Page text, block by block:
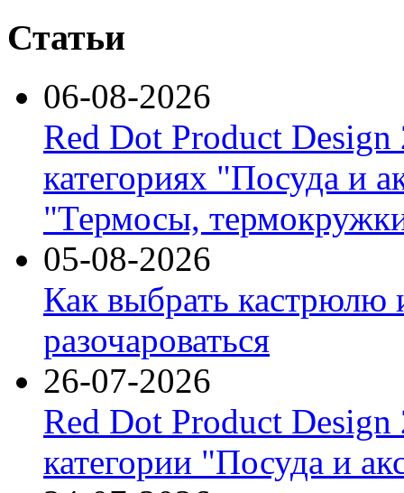
Статьи
06-08-2026
Red Dot Product Design
категориях "Посуда и
"Термосы,
05-08-2026
Как выбрать кастрюлю
разочароваться
26-07-2026
Red Dot Product Design
категории "Посуда и